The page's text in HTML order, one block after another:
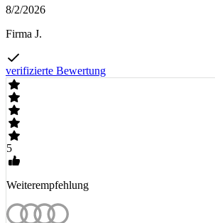
8/2/2026
Firma J.
verifizierte Bewertung
5
Weiterempfehlung